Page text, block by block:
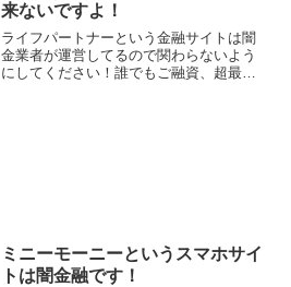
来ないですよ！
ライフパートナーという金融サイトは闇
金業者が運営してるので関わらないよう
にしてください！誰でもご融資、超最速
ミニーモーニーというスマホサイ
トは闇金融です！